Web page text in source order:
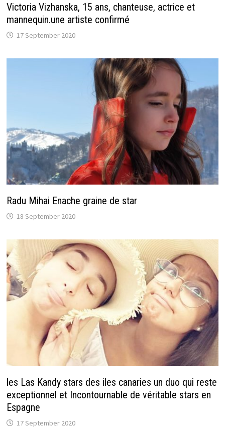
Victoria Vizhanska, 15 ans, chanteuse, actrice et
mannequin.une artiste confirmé
17 September 2020
Radu Mihai Enache graine de star
18 September 2020
les Las Kandy stars des iles canaries un duo qui reste
exceptionnel et Incontournable de véritable stars en
Espagne
17 September 2020